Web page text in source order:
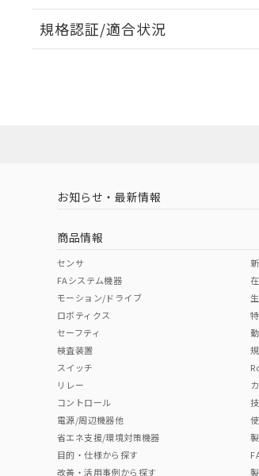
EU RoHS 注意事項・凡例
中国 RoHS 注意事項・凡例
中国 RoHS表
Pb Hg
"対応済み"や非含有の記載がされた商
非含有品が必要な際は、弊社営業部門
規格認証/適合状況
（イギリス
（ノルウェー
お知らせ・最新情報
商品情報
センサ
FAシステム機器
モーション/ドライブ
ロボティクス
セーフティ
検査装置
スイッチ
リレー
コントロール
電源/周辺機器他
省エネ支援/環境対策機器
目的・仕様から探す
改善・活用事例から探す